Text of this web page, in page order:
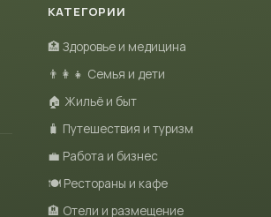
КАТЕГОРИИ
🏥 Здоровье и медицина
👨‍👩‍👧 Семья и дети
🏠 Жильё и быт
🧳 Путешествия и туризм
💼 Работа и бизнес
🍽 Рестораны и кафе
🏨 Отели и размещение